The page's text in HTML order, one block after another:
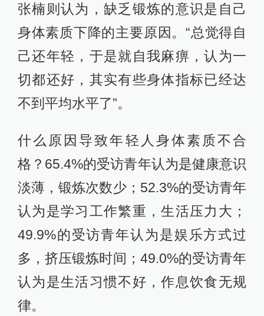
张楠则认为，缺乏锻炼的意识是自己
身体素质下降的主要原因。“总觉得自
己还年轻，于是就自我麻痹，认为一
切都还好，其实有些身体指标已经达
不到平均水平了”。
什么原因导致年轻人身体素质不合
格？65.4%的受访青年认为是健康意识
淡薄，锻炼次数少；52.3%的受访青年
认为是学习工作繁重，生活压力大；
49.9%的受访青年认为是娱乐方式过
多，挤压锻炼时间；49.0%的受访青年
认为是生活习惯不好，作息饮食无规
律。